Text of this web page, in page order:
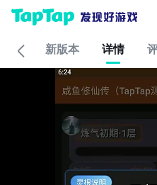
新版本 详情